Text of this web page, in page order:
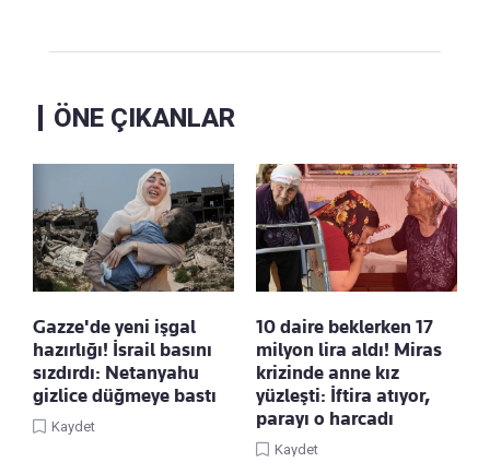
ÖNE ÇIKANLAR
Gazze'de yeni işgal
hazırlığı! İsrail basını
sızdırdı: Netanyahu
gizlice düğmeye bastı
Kaydet
10 daire beklerken 17
milyon lira aldı! Miras
krizinde anne kız
yüzleşti: İftira atıyor,
parayı o harcadı
Kaydet